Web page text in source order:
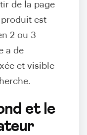
de la page
produit est
2 ou 3
a de
et visible
et le